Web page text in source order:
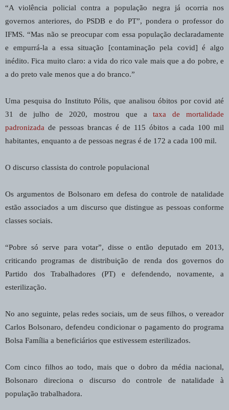
“A violência policial contra a população negra já ocorria nos
governos anteriores, do PSDB e do PT”, pondera o professor do
IFMS. “Mas não se preocupar com essa população declaradamente
e empurrá-la a essa situação [contaminação pela covid] é algo
inédito. Fica muito claro: a vida do rico vale mais que a do pobre, e
a do preto vale menos que a do branco.”
Uma pesquisa do Instituto Pólis, que analisou óbitos por covid até
31 de julho de 2020, mostrou que ataxa de mortalidade
padronizada de pessoas brancas é de 115 óbitos a cada 100 mil
habitantes, enquanto a de pessoas negras é de 172 a cada 100 mil.
O discurso classista do controle populacional
Os argumentos de Bolsonaro em defesa do controle de natalidade
estão associados a um discurso que distingue as pessoas conforme
classes sociais.
“Pobre só serve para votar”, disse o então deputado em 2013,
criticando programas de distribuição de renda dos governos do
Partido dos Trabalhadores (PT) e defendendo, novamente, a
esterilização.
No ano seguinte, pelas redes sociais, um de seus filhos, o vereador
Carlos Bolsonaro, defendeu condicionar o pagamento do programa
Bolsa Família a beneficiários que estivessem esterilizados.
Com cinco filhos ao todo, mais que o dobro da média nacional,
Bolsonaro direciona o discurso do controle de natalidade à
população trabalhadora.